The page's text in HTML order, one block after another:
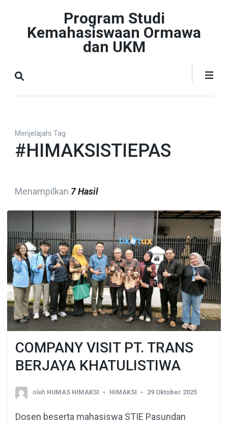
Program Studi
Kemahasiswaan Ormawa
dan UKM
Menjelajahi Tag
#HIMAKSISTIEPAS
Menampilkan 7 Hasil
COMPANY VISIT PT. TRANS
BERJAYA KHATULISTIWA
oleh HUMAS HIMAKSI HIMAKSI 29 Oktober 2025
Dosen beserta mahasiswa STIE Pasundan